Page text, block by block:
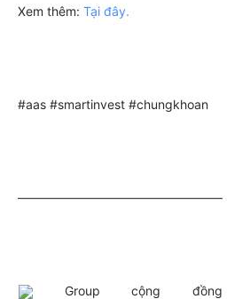
Xem thêm: Tại đây.
#aas #smartinvest #chungkhoan
————————————————–